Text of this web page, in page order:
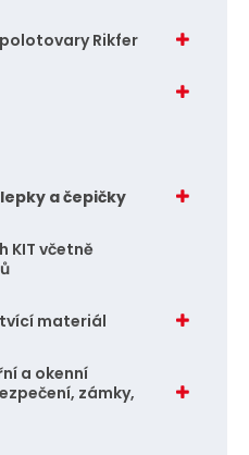
Rikfer
a čepičky
KIT včetně
materiál
a okenní
zámky,